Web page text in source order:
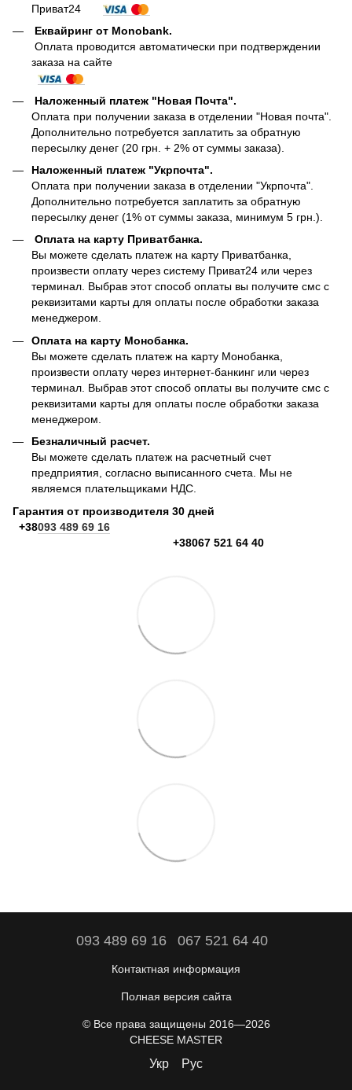
Приват24
Еквайринг от Monobank.
Оплата проводится автоматически при подтверждении
заказа на сайте
Наложенный платеж "Новая Почта".
Оплата при получении заказа в отделении "Новая почта".
Дополнительно потребуется заплатить за обратную
пересылку денег (20 грн. + 2% от суммы заказа).
Наложенный платеж "Укрпочта".
Оплата при получении заказа в отделении "Укрпочта".
Дополнительно потребуется заплатить за обратную
пересылку денег (1% от суммы заказа, минимум 5 грн.).
Оплата на карту Приватбанка.
Вы можете сделать платеж на карту Приватбанка,
произвести оплату через систему Приват24 или через
терминал. Выбрав этот способ оплаты вы получите смс с
реквизитами карты для оплаты после обработки заказа
менеджером.
Оплата на карту Монобанка.
Вы можете сделать платеж на карту Монобанка,
произвести оплату через интернет-банкинг или через
терминал. Выбрав этот способ оплаты вы получите смс с
реквизитами карты для оплаты после обработки заказа
менеджером.
Безналичный расчет.
Вы можете сделать платеж на расчетный счет
предприятия, согласно выписанного счета. Мы не
являемся плательщиками НДС.
Гарантия от производителя 30 дней
+38093 489 69 16
+38067 521 64 40
093 489 69 16 067 521 64 40
Контактная информация
Полная версия сайта
© Все права защищены 2016—2026
CHEESE MASTER
Укр Рус